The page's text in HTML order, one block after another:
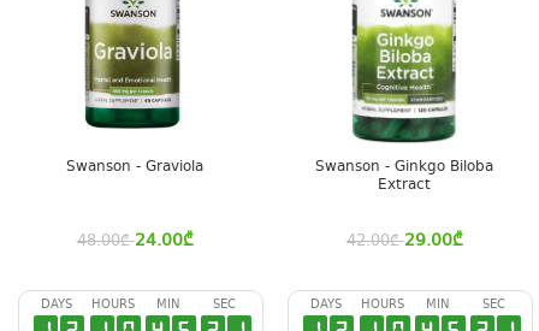
Swanson - Graviola
48.00₾ 24.00₾
Swanson - Ginkgo Biloba
Extract
42.00₾ 29.00₾
DAYS HOURS MIN SEC DAYS HOURS MIN SEC